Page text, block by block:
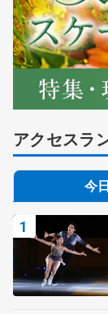
アクセスラ
今日